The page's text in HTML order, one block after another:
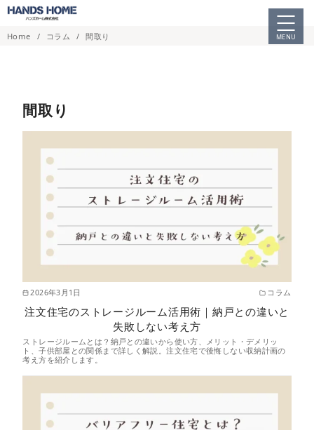
コ
テHome コラム 間取り
間取り
2026年3月1日 コラム
注文住宅のストレージルーム活用術｜納戸との違いと
失敗しない考え方
ストレージルームとは？納戸との違いから使い方、メリット・デメリッ
ト、子供部屋との関係まで詳しく解説。注文住宅で後悔しない収納計画の
考え方を紹介します。
MENU